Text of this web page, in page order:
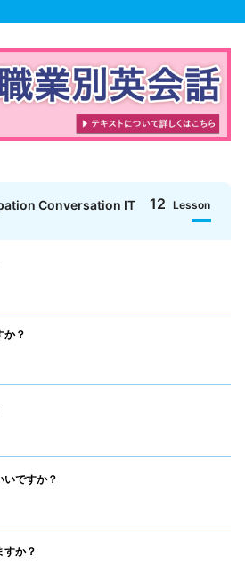
Conversation IT
12 Lesson
？
ですか？
か？